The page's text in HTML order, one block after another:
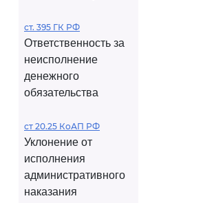
ст. 395 ГК РФ
Ответственность за
неисполнение
денежного
обязательства
ст 20.25 КоАП РФ
Уклонение от
исполнения
административного
наказания